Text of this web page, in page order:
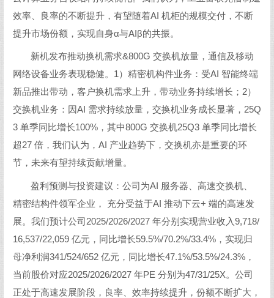
效率、良率的不断提升，有望随着AI 机柜的规模交付，不断
提升市场份额，实现自身α与AIβ的共振。
新机发布推动换机需求&800G 交换机放量，通信及移动
网络设备业务表现稳健。1）精密机构件业务：受AI 智能终端
新品推出带动，客户换机需求上升，带动业务持续增长；2）
交换机业务：因AI 需求持续放量，交换机业务成长显著，25Q
3 单季同比增长100%，其中800G 交换机25Q3 单季同比增长
超27 倍，我们认为，AI 产业趋势下，交换机亦是重要的环
节，未来有望持续贡献增量。
盈利预测与投资建议：公司为AI 服务器、高速交换机、
精密结构件领军企业， 充分受益于AI 推动下云+ 端的高速发
展。我们预计公司2025/2026/2027 年分别实现营业收入9,718/
16,537/22,059 亿元，同比增长59.5%/70.2%/33.4%，实现归
母净利润341/524/652 亿元，同比增长47.1%/53.5%/24.3%，
当前股价对应2025/2026/2027 年PE 分别为47/31/25X。公司
正处于高速发展阶段，良率、效率持续提升，份额不断扩大，